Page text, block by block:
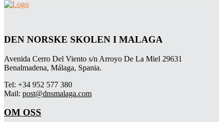
DEN NORSKE SKOLEN I MALAGA
Avenida Cerro Del Viento s/n Arroyo De La Miel 29631
Benalmadena, Málaga, Spania.
Tel: +34 952 577 380
Mail: post@dnsmalaga.com
OM OSS